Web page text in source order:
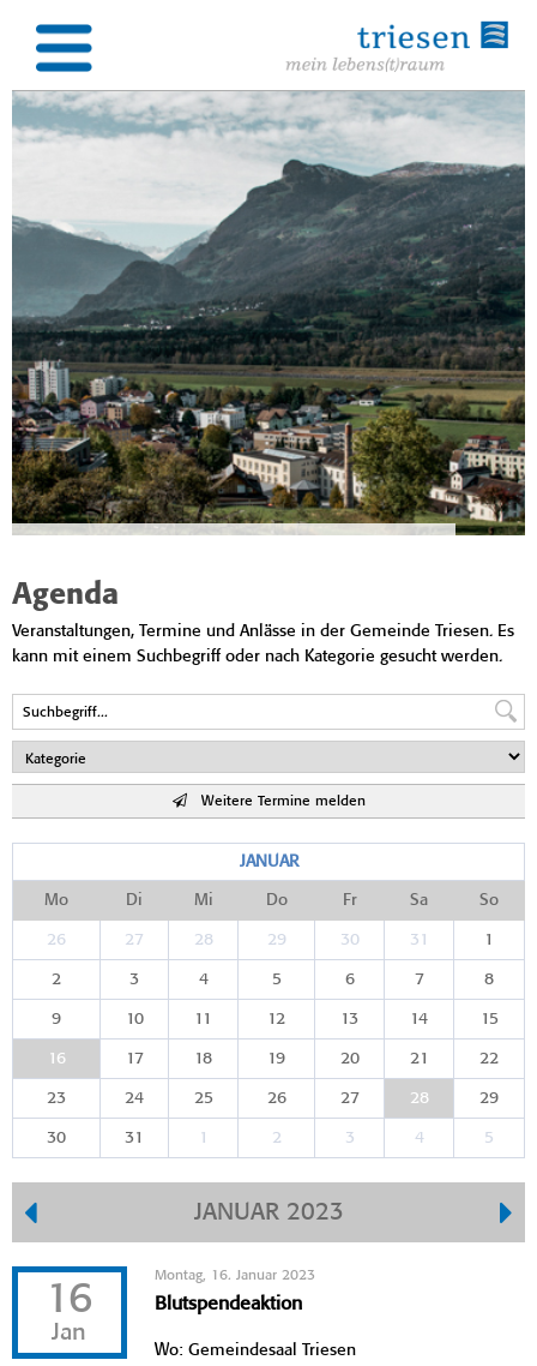
Agenda
Veranstaltungen, Termine und Anlässe in der Gemeinde Triesen. Es
kann mit einem Suchbegriff oder nach Kategorie gesucht werden.
Weitere Termine melden
JANUAR
Mo Di Mi Do Fr Sa So
26 27 28 29 30 31 1
2 3 4 5 6 7 8
9 10 11 12 13 14 15
16 17 18 19 20 21 22
23 24 25 26 27 28 29
30 31 1 2 3 4 5
JANUAR 2023
16
Jan
Montag, 16. Januar 2023
Blutspendeaktion
Wo: Gemeindesaal Triesen